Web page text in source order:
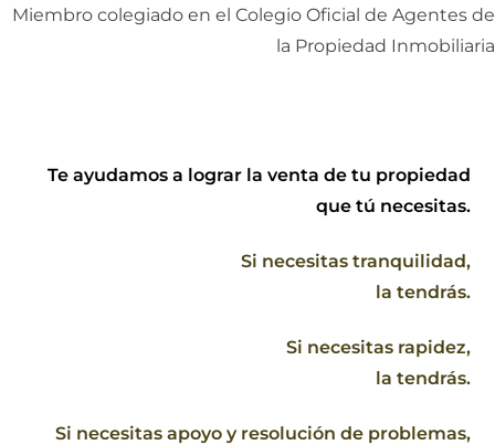
Miembro colegiado en el Colegio Oficial de Agentes de
la Propiedad Inmobiliaria
Te ayudamos a lograr la venta de tu propiedad
que tú necesitas.
Si necesitas tranquilidad,
la tendrás.
Si necesitas rapidez,
la tendrás.
Si necesitas apoyo y resolución de problemas,